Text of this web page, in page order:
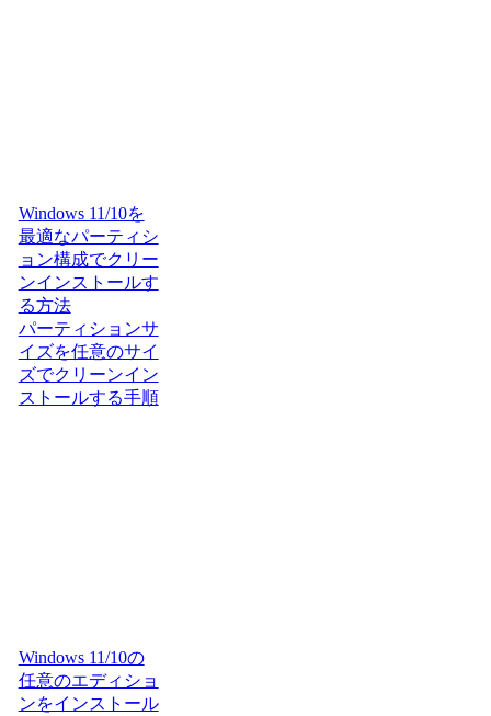
Windows 11/10を
最適なパーティシ
ョン構成でクリー
ンインストールす
る方法
パーティションサ
イズを任意のサイ
ズでクリーンイン
ストールする手順
Windows 11/10の
任意のエディショ
ンをインストール